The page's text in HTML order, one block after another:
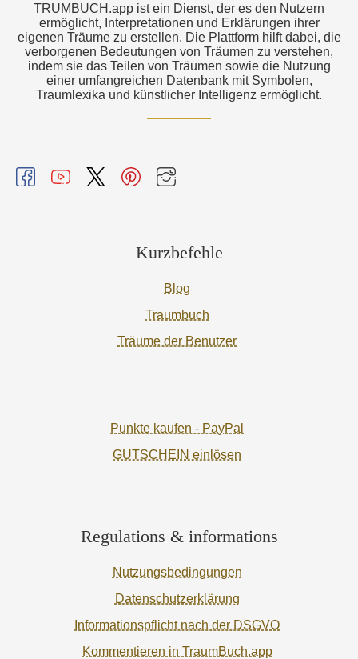
TRUMBUCH.app ist ein Dienst, der es den Nutzern
ermöglicht, Interpretationen und Erklärungen ihrer
eigenen Träume zu erstellen. Die Plattform hilft dabei, die
verborgenen Bedeutungen von Träumen zu verstehen,
indem sie das Teilen von Träumen sowie die Nutzung
einer umfangreichen Datenbank mit Symbolen,
Traumlexika und künstlicher Intelligenz ermöglicht.
Kurzbefehle
Blog
Traumbuch
Träume der Benutzer
Punkte kaufen - PayPal
GUTSCHEIN einlösen
Regulations & informations
Nutzungsbedingungen
Datenschutzerklärung
Informationspflicht nach der DSGVO
Kommentieren in TraumBuch.app